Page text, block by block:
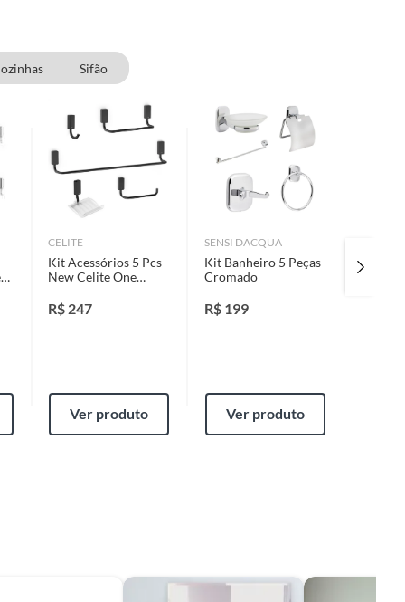
Sifão
CELITE
Kit Acessórios 5 Pcs
New Celite One
R$ 247
Ver produto
SENSI DACQUA
Kit Banheiro 5 Peças
Cromado
R$ 199
Ver produto
Kit
Pecas